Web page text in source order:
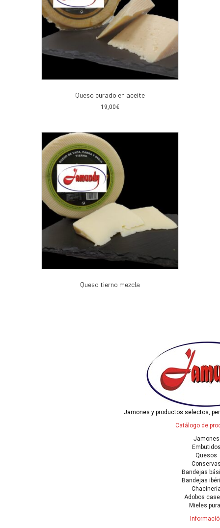
Queso curado en aceite
19,00€
Queso tierno mezcla
Jamones y productos selectos,
Catálogo de
Jamones
Quesos
Bandejas
Bandejas
Adobos
Mieles